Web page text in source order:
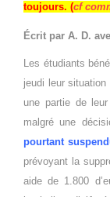
toujours. (cf
Écrit par A. D.
Les étudiants
jeudi leur
une partie de leur
malgré une
pourtant
prévoyant la
aide de 1.800